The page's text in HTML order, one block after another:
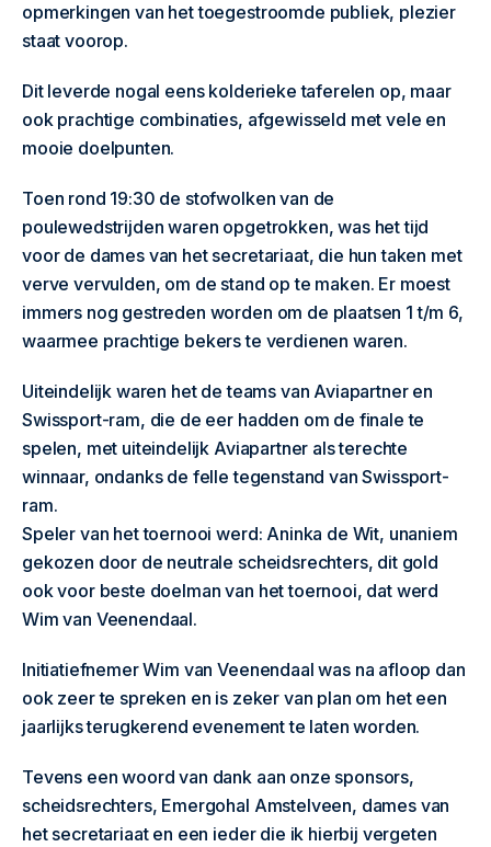
opmerkingen van het toegestroomde publiek, plezier
staat voorop.
Dit leverde nogal eens kolderieke taferelen op, maar
ook prachtige combinaties, afgewisseld met vele en
mooie doelpunten.
Toen rond 19:30 de stofwolken van de
poulewedstrijden waren opgetrokken, was het tijd
voor de dames van het secretariaat, die hun taken met
verve vervulden, om de stand op te maken. Er moest
immers nog gestreden worden om de plaatsen 1 t/m 6,
waarmee prachtige bekers te verdienen waren.
Uiteindelijk waren het de teams van Aviapartner en
Swissport-ram, die de eer hadden om de finale te
spelen, met uiteindelijk Aviapartner als terechte
winnaar, ondanks de felle tegenstand van Swissport-
ram.
Speler van het toernooi werd: Aninka de Wit, unaniem
gekozen door de neutrale scheidsrechters, dit gold
ook voor beste doelman van het toernooi, dat werd
Wim van Veenendaal.
Initiatiefnemer Wim van Veenendaal was na afloop dan
ook zeer te spreken en is zeker van plan om het een
jaarlijks terugkerend evenement te laten worden.
Tevens een woord van dank aan onze sponsors,
scheidsrechters, Emergohal Amstelveen, dames van
het secretariaat en een ieder die ik hierbij vergeten